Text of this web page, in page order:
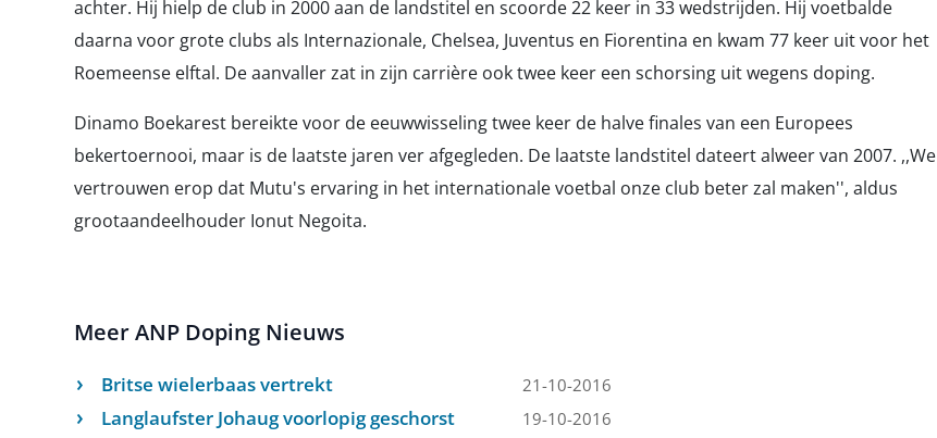
achter. Hij hielp de club in 2000 aan de landstitel en scoorde 22 keer in 33 wedstrijden. Hij voetbalde
daarna voor grote clubs als Internazionale, Chelsea, Juventus en Fiorentina en kwam 77 keer uit voor het
Roemeense elftal. De aanvaller zat in zijn carrière ook twee keer een schorsing uit wegens doping.
Dinamo Boekarest bereikte voor de eeuwwisseling twee keer de halve finales van een Europees
bekertoernooi, maar is de laatste jaren ver afgegleden. De laatste landstitel dateert alweer van 2007. ,,We
vertrouwen erop dat Mutu's ervaring in het internationale voetbal onze club beter zal maken'', aldus
grootaandeelhouder Ionut Negoita.
Meer ANP Doping Nieuws
Britse wielerbaas vertrekt 21-10-2016
Langlaufster Johaug voorlopig geschorst 19-10-2016